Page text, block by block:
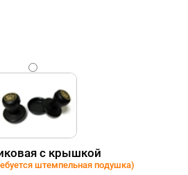
с крышкой
штемпельная подушка)